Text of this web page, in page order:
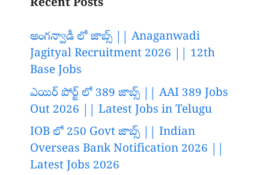
Recent Posts
అంగన్వాడీ లో జాబ్స్ || Anaganwadi
Jagityal Recruitment 2026 || 12th
Base Jobs
ఎయిర్ పోర్ట్ లో 389 జాబ్స్ || AAI 389 Jobs
Out 2026 || Latest Jobs in Telugu
IOB లో 250 Govt జాబ్స్ || Indian
Overseas Bank Notification 2026 ||
Latest Jobs 2026